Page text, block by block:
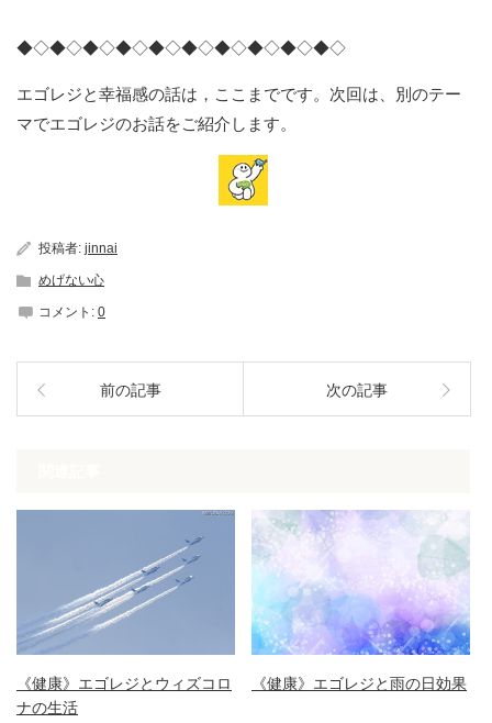
◆◇◆◇◆◇◆◇◆◇◆◇◆◇◆◇◆◇◆◇
エゴレジと幸福感の話は，ここまでです。次回は、別のテー
マでエゴレジのお話をご紹介します。
投稿者: jinnai
めげない心
コメント: 0
前の記事 次の記事
《健康》エゴレジとウィズコロ
ナの生活
《健康》エゴレジと雨の日効果